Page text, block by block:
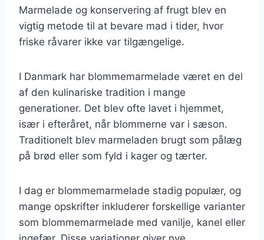
Marmelade og konservering af frugt blev en
vigtig metode til at bevare mad i tider, hvor
friske råvarer ikke var tilgængelige.
I Danmark har blommemarmelade været en del
af den kulinariske tradition i mange
generationer. Det blev ofte lavet i hjemmet,
især i efteråret, når blommerne var i sæson.
Traditionelt blev marmeladen brugt som pålæg
på brød eller som fyld i kager og tærter.
I dag er blommemarmelade stadig populær, og
mange opskrifter inkluderer forskellige varianter
som blommemarmelade med vanilje, kanel eller